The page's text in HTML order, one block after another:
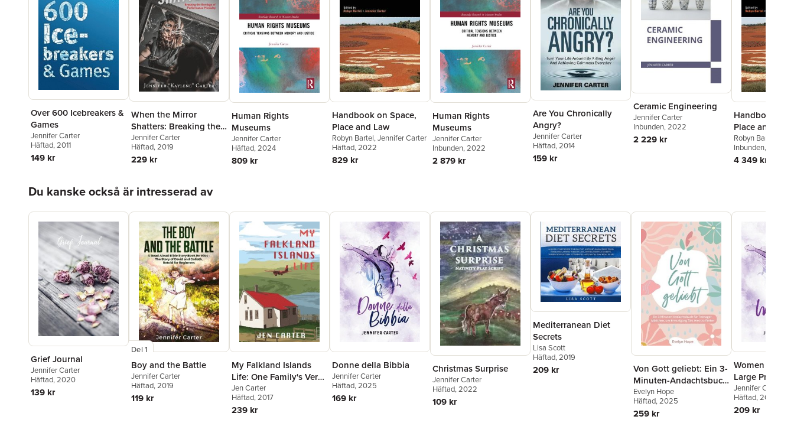
Over 600 Icebreakers &
Games
Jennifer Carter
Häftad, 2011
149 kr
When the Mirror
Shatters: Breaking the
Bondage of
Performance Mentality
Jennifer Carter
Häftad, 2019
229 kr
Human Rights
Museums
Jennifer Carter
Häftad, 2024
809 kr
Handbook on Space,
Place and Law
Robyn Bartel,Jennifer Carter
Häftad, 2022
829 kr
Human Rights
Museums
Jennifer Carter
Inbunden, 2022
2 879 kr
Are You Chronically
Angry?
Jennifer Carter
Häftad, 2014
159 kr
Ceramic Engineering
Jennifer Carter
Inbunden, 2022
2 229 kr
Handbook on
Place and Law
Robyn Bartel
Inbunden, 2021
4 349 kr
Du kanske också är intresserad av
Grief Journal
Jennifer Carter
Häftad, 2020
139 kr
Del 1
Boy and the Battle
Jennifer Carter
Häftad, 2019
119 kr
My Falkland Islands
Life: One Family's Very
British Adventure
Jen Carter
Häftad, 2017
239 kr
Donne della Bibbia
Jennifer Carter
Häftad, 2025
169 kr
Christmas Surprise
Jennifer Carter
Häftad, 2022
109 kr
Mediterranean Diet
Secrets
Lisa Scott
Häftad, 2019
209 kr
Von Gott geliebt: Ein 3-
Minuten-Andachtsbuch
für Teenager-Mädchen,
um Ermutigung fürs
Herz zu finden
Evelyn Hope
Häftad, 2025
259 kr
Women of
Large Print
Jennifer Carter
Häftad, 2025
209 kr